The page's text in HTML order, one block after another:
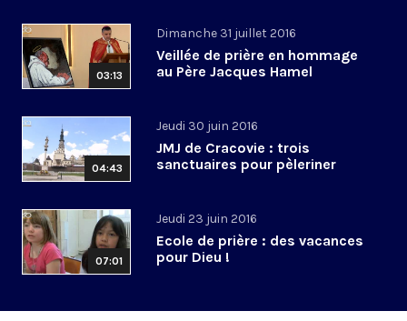
03:13
Dimanche 31 juillet 2016
Veillée de prière en hommage
au Père Jacques Hamel
04:43
Jeudi 30 juin 2016
JMJ de Cracovie : trois
sanctuaires pour pèleriner
07:01
Jeudi 23 juin 2016
Ecole de prière : des vacances
pour Dieu !